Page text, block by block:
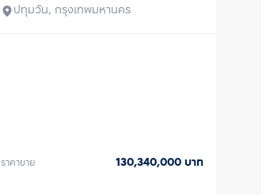
ปทุมวัน, กรุงเทพมหานคร
ราคาขาย 130,340,000บาท